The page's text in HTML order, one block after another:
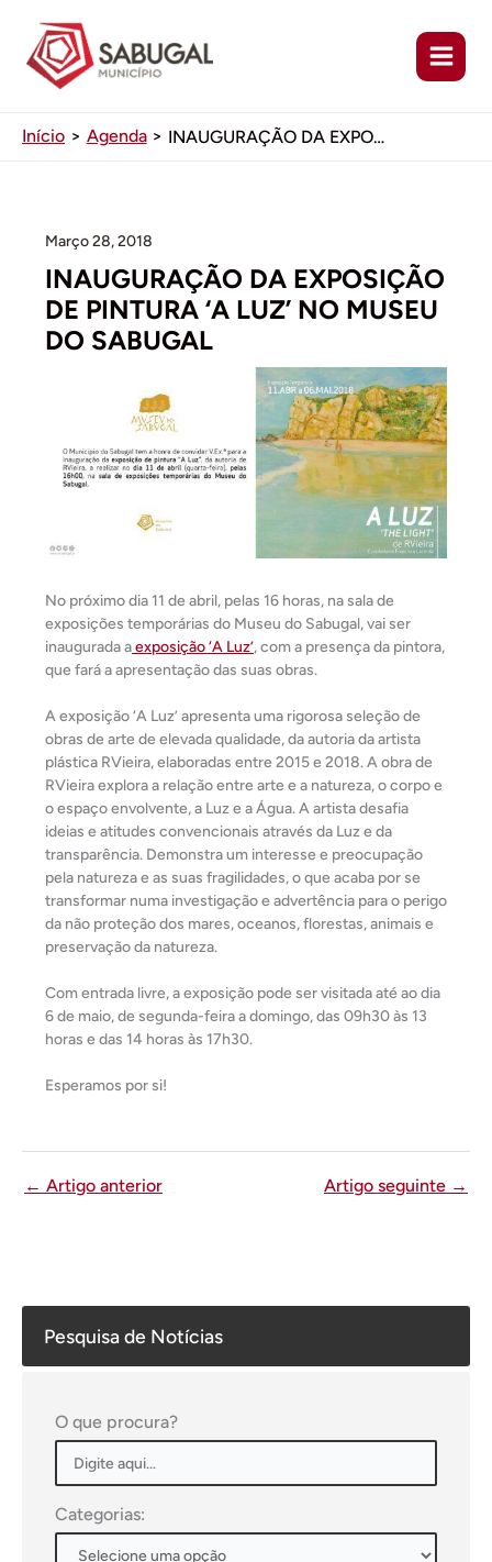
conteúdo
Início Agenda INAUGURAÇÃO DA EXPOSIÇÃO DE PINTURA ‘A LUZ’ NO MUSEU DO SABUGAL
Pesquisa de Notícias
O que procura?
Categorias:
Março 28, 2018
INAUGURAÇÃO DA EXPOSIÇÃO
DE PINTURA ‘A LUZ’ NO MUSEU
DO SABUGAL
No próximo dia 11 de abril, pelas 16 horas, na sala de
exposições temporárias do Museu do Sabugal, vai ser
inaugurada aexposição ‘A Luz’, com a presença da pintora,
que fará a apresentação das suas obras.
A exposição ‘A Luz’ apresenta uma rigorosa seleção de
obras de arte de elevada qualidade, da autoria da artista
plástica RVieira, elaboradas entre 2015 e 2018. A obra de
RVieira explora a relação entre arte e a natureza, o corpo e
o espaço envolvente, a Luz e a Água. A artista desafia
ideias e atitudes convencionais através da Luz e da
transparência. Demonstra um interesse e preocupação
pela natureza e as suas fragilidades, o que acaba por se
transformar numa investigação e advertência para o perigo
da não proteção dos mares, oceanos, florestas, animais e
preservação da natureza.
Com entrada livre, a exposição pode ser visitada até ao dia
6 de maio, de segunda-feira a domingo, das 09h30 às 13
horas e das 14 horas às 17h30.
Esperamos por si!
← Artigo anterior Artigo seguinte →